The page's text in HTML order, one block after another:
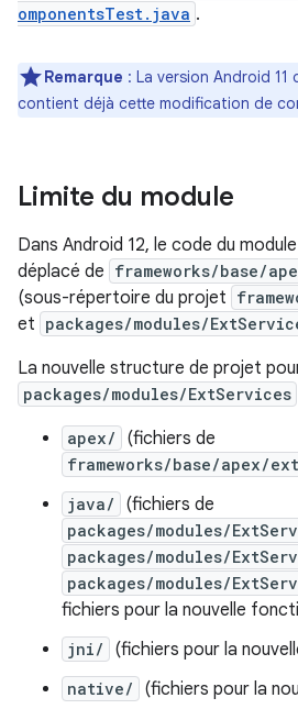
omponentsTest.java .
Remarque : La version Android 11
contient déjà cette modification de
Limite du module
Dans Android 12, le code du
déplacé de frameworks/base/
(sous-répertoire du projet
et packages/modules/
La nouvelle structure de projet
packages/modules/ExtServices
apex/ (fichiers de
frameworks/base/apex/
java/ (fichiers de
packages/modules/
packages/modules/
packages/modules/
fichiers pour la nouvelle
jni/ (fichiers pour la
native/
(fichiers pour la